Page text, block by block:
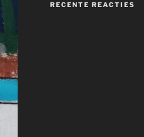
RECENTE REACTIES